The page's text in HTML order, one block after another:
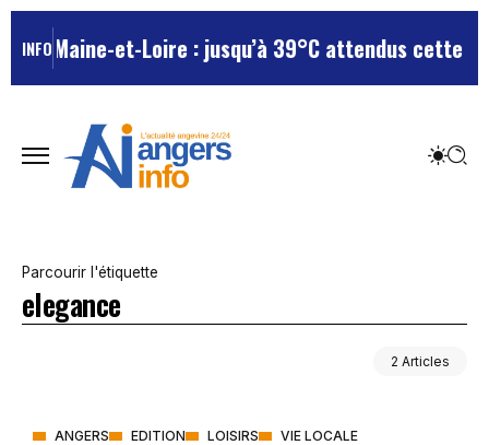
INFO
en Maine-et-Loire : jusqu’à 39°C attendus cette
Parcourir l'étiquette
elegance
2 Articles
ANGERS EDITION LOISIRS VIE LOCALE